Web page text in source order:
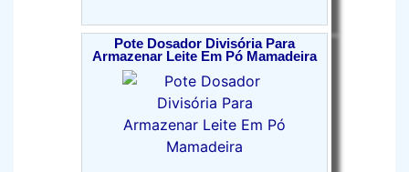
Pote Dosador Divisória Para
Armazenar Leite Em Pó Mamadeira